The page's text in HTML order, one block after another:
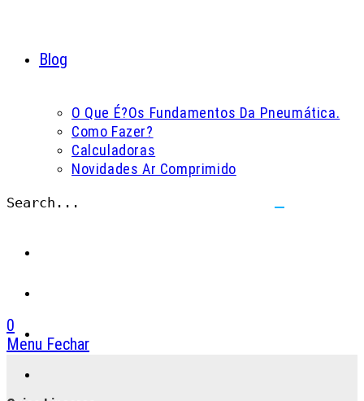
Blog
O Que É?Os Fundamentos Da Pneumática.
Como Fazer?
Calculadoras
Novidades Ar Comprimido
Search...
0
Menu Fechar